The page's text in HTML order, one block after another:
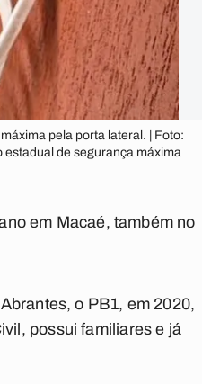
pela porta lateral. | Foto:
estadual de segurança máxima
em Macaé, também no
o PB1, em 2020,
possui familiares e já